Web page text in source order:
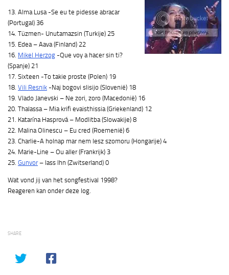
13. Alma Lusa -Se eu te pidesse abracar
(Portugal) 36
14. Tüzmen- Unutamazsin (Turkije) 25
15. Edea – Aava (Finland) 22
16. Mikel Herzog -Que voy a hacer sin ti?
(Spanje) 21
17. Sixteen -To takie proste (Polen) 19
18. Vili Resnik -Naj bogovi slisijo (Slovenië) 18
19. Vlado Janevski – Ne zori, zoro (Macedonië) 16
20. Thalassa – Mia krifi evaisthissia (Griekenland) 12
21. Katarína Hasprová – Modlitba (Slowakije) 8
22. Malina Olinescu – Eu cred (Roemenië) 6
23. Charlie-A holnap mar nem lesz szomoru (Hongarije) 4
24. Marie-Line – Ou aller (Frankrijk) 3
25. Gunvor– lass Ihn (Zwitserland) 0
Wat vond jij van het songfestival 1998?
Reageren kan onder deze log.
SHARE